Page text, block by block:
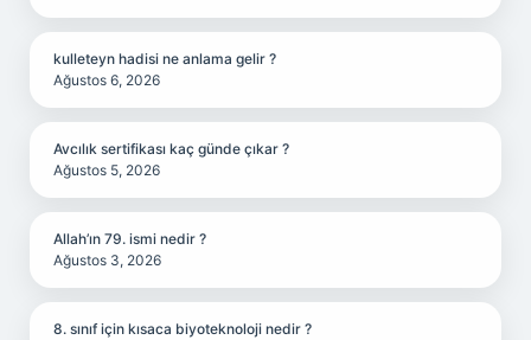
kulleteyn hadisi ne anlama gelir ?
Ağustos 6, 2026
Avcılık sertifikası kaç günde çıkar ?
Ağustos 5, 2026
Allah’ın 79. ismi nedir ?
Ağustos 3, 2026
8. sınıf için kısaca biyoteknoloji nedir ?